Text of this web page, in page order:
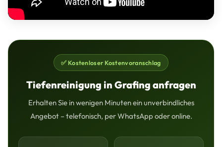
✅ Kostenloser Kostenvoranschlag
Tiefenreinigung in Grafing anfragen
Erhalten Sie in wenigen Minuten ein unverbindliches
Angebot – telefonisch, per WhatsApp oder online.